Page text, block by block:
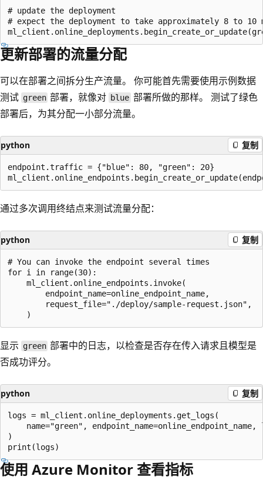
# update the deployment
# expect the deployment to take approximately 8 to 10
更新部署的流量分配
可以在部署之间拆分生产流量。 你可能首先需要使用示例数据
测试 green 部署，就像对 blue部署所做的那样。 测试了绿色
部署后，为其分配一小部分流量。
python 复制
endpoint.traffic = {"blue": 80, "green": 20}
通过多次调用终结点来测试流量分配：
python 复制
# You can invoke the endpoint several times
for i in range(30):
    ml_client.online_endpoints.invoke(
        endpoint_name=online_endpoint_name,
        request_file="./deploy/sample-request.json",
显示 green 部署中的日志，以检查是否存在传入请求且模型是
否成功评分。
python 复制
logs = ml_client.online_deployments.get_logs(
name="green", endpoint_name=online_endpoint_name,
)
使用 Azure Monitor 查看指标